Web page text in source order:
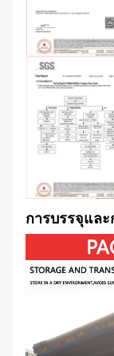
การบรรจุแล